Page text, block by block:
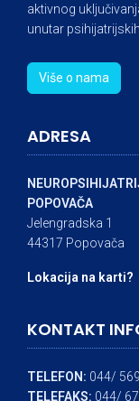
aktivnog
unutar
Više o nama
ADRESA
POPOVAČA
Jelengradska 1
44317 Popovača
Lokacija na karti?
KONTAKT
TELEFON: 044/
TELEFAKS: 044/